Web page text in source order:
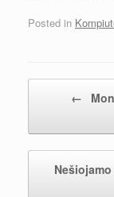
Posted in
←